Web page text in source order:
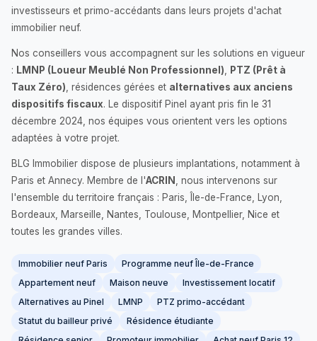
investisseurs et primo-accédants dans leurs projets d'achat
immobilier neuf.
Nos conseillers vous accompagnent sur les solutions en vigueur
: LMNP (Loueur Meublé Non Professionnel)
PTZ (Prêt à
Taux Zéro) , résidences gérées et alternatives aux anciens
dispositifs fiscaux. Le dispositif Pinel ayant pris fin le 31
décembre 2024, nos équipes vous orientent vers les options
adaptées à votre projet.
BLG Immobilier dispose de plusieurs implantations, notamment à
Paris et Annecy. Membre de l'ACRIN
, nous intervenons sur
l'ensemble du territoire français : Paris, Île-de-France, Lyon,
Bordeaux, Marseille, Nantes, Toulouse, Montpellier, Nice et
toutes les grandes villes.
Immobilier neuf Paris
Programme neuf Île-de-France
Appartement neuf
Maison neuve
Investissement locatif
Alternatives au Pinel
LMNP
PTZ primo-accédant
Statut du bailleur privé
Résidence étudiante